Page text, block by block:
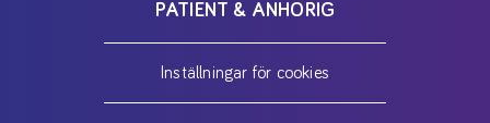
PATIENT & ANHÖRIG
Inställningar för cookies